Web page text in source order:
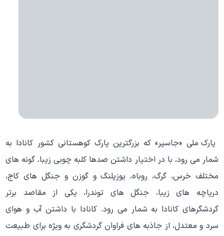
پارک ملی «جاسپر» که بزرگترین پارک کوهستانی کشور کانادا به
شمار می رود، با در اختیار داشتن صدها کلبه چوبی زیبا، گونه های
مختلف خرس، گرگ، روباه، یوزپلنگ و گوزن و جنگل های کاج،
دریاچه های زیبا، جنگل های توندرا، یکی از مقاصد برتر
گردشگرهای کانادا به شمار می رود. کانادا با داشتن آب و هوای
سرد و معتدل، از جاذبه های فراوان گردشگری به ویژه برای طبیعت